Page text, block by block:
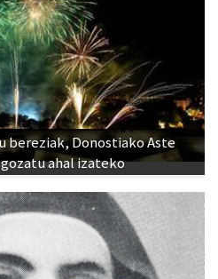
bereziak, Donostiako Aste
ahal izateko